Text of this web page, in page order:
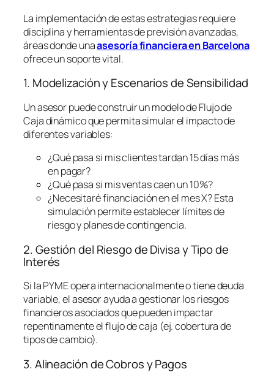
La implementación de estas estrategias requiere
disciplina y herramientas de previsión avanzadas,
áreas donde unaasesoría financiera en Barcelona
ofrece un soporte vital.
1. Modelización y Escenarios de Sensibilidad
Un asesor puede construir un modelo de Flujo de
Caja dinámico que permita simular el impacto de
diferentes variables:
¿Qué pasa si mis clientes tardan 15 días más
en pagar?
¿Qué pasa si mis ventas caen un 10%?
¿Necesitaré financiación en el mes X? Esta
simulación permite establecer límites de
riesgo y planes de contingencia.
2. Gestión del Riesgo de Divisa y Tipo de
Interés
Si la PYME opera internacionalmente o tiene deuda
variable, el asesor ayuda a gestionar los riesgos
financieros asociados que pueden impactar
repentinamente el flujo de caja (ej. cobertura de
tipos de cambio).
3. Alineación de Cobros y Pagos